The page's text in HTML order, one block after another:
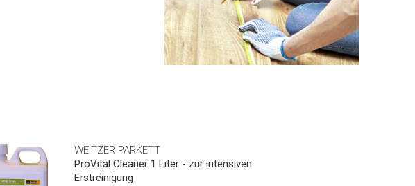
WEITZER PARKETT
ProVital Cleaner 1 Liter - zur intensiven
Erstreinigung